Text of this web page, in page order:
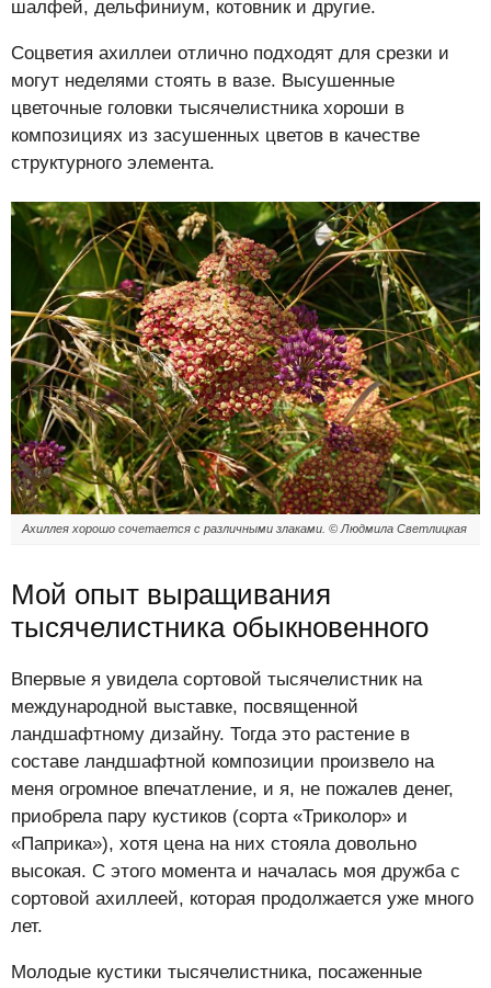
шалфей, дельфиниум, котовник и другие.
Соцветия ахиллеи отлично подходят для срезки и
могут неделями стоять в вазе. Высушенные
цветочные головки тысячелистника хороши в
композициях из засушенных цветов в качестве
структурного элемента.
Ахиллея хорошо сочетается с различными злаками. © Людмила Светлицкая
Мой опыт выращивания
тысячелистника обыкновенного
Впервые я увидела сортовой тысячелистник на
международной выставке, посвященной
ландшафтному дизайну. Тогда это растение в
составе ландшафтной композиции произвело на
меня огромное впечатление, и я, не пожалев денег,
приобрела пару кустиков (сорта «Триколор» и
«Паприка»), хотя цена на них стояла довольно
высокая. С этого момента и началась моя дружба с
сортовой ахиллеей, которая продолжается уже много
лет.
Молодые кустики тысячелистника, посаженные